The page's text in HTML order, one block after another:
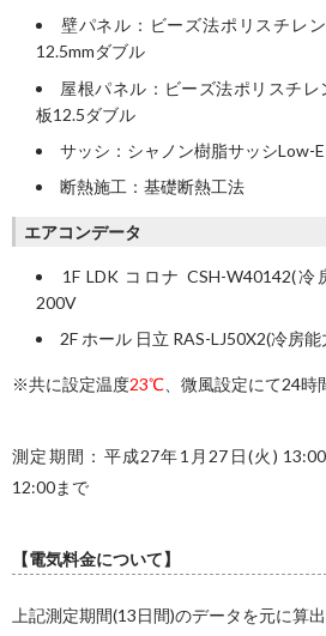
壁パネル：ビーズ法ポリスチレ
12.5mmダブル
屋根パネル：ビーズ法ポリスチレ
板12.5ダブル
サッシ：シャノン樹脂サッシLow-
断熱施工：基礎断熱工法
エアコンデータ
1F LDK コロナ CSH-W40142(
200V
2F ホール 日立 RAS-LJ50X2(冷房
※共に設定温度23℃ 、微風設定にて24時
測定期間：平成27年1月27日(火)
12:00まで
【電気料金について】
上記測定期間(13日間)のデータを元に算出